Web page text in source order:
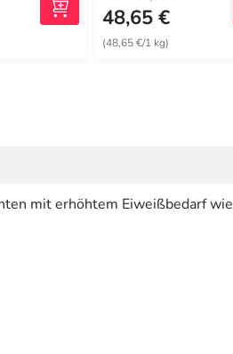
48,65 €
(48,65 €/1 kg)
mit erhöhtem Eiweißbedarf wie